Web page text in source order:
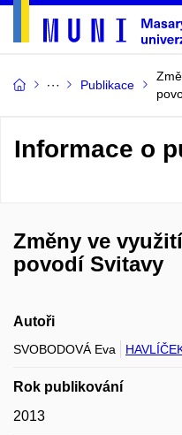
Publikace
Informace o
Změny ve
povodí Svitavy
Autoři
SVOBODOVÁ Eva
Rok publikování
2013